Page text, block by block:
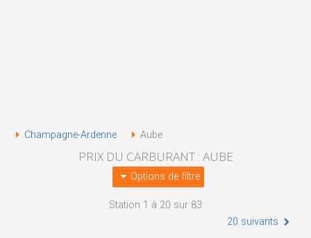
Champagne-Ardenne Aube
PRIX DU CARBURANT : AUBE
Options de filtre
Station 1 à 20 sur 83
20 suivants